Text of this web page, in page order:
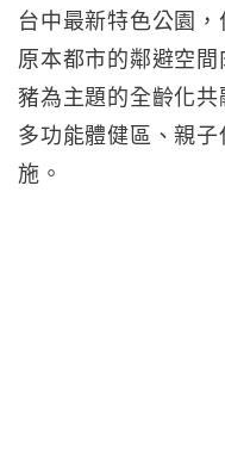
台中最新特色公園
原本都市的鄰避空
豬為主題的全齡化共
多功能體健區、親
施。